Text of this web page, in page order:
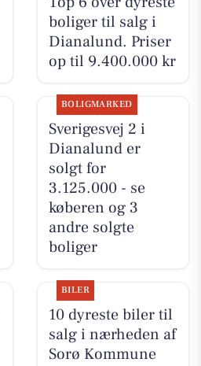
boliger til salg i
Dianalund. Priser
op til 9.400.000 kr
BOLIGMARKED
Sverigesvej 2 i
Dianalund er
solgt for
3.125.000 - se
køberen og 3
andre solgte
boliger
BILER
10 dyreste biler til
salg i nærheden af
Sorø Kommune